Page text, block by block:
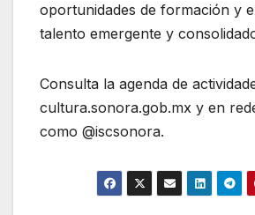
oportunidades de formación y
talento emergente y
Consulta la agenda de
cultura.sonora.gob.mx y en
como @iscsonora.